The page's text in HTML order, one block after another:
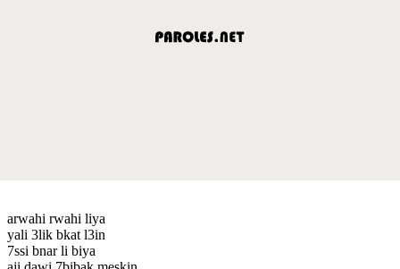
arwahi rwahi liya
yali 3lik bkat l3in
7ssi bnar li biya